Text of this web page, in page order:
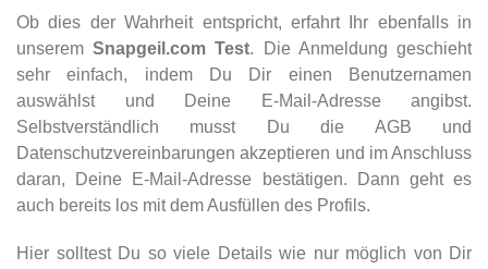
Ob dies der Wahrheit entspricht, erfahrt Ihr ebenfalls in
unseremSnapgeil.com Test. Die Anmeldung geschieht
sehr einfach, indem Du Dir einen Benutzernamen
auswählst und Deine E-Mail-Adresse angibst.
Selbstverständlich musst Du die AGB und
Datenschutzvereinbarungen akzeptieren und im Anschluss
daran, Deine E-Mail-Adresse bestätigen. Dann geht es
auch bereits los mit dem Ausfüllen des Profils.
Hier solltest Du so viele Details wie nur möglich von Dir